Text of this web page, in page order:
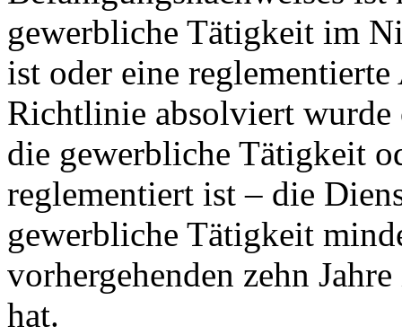
gewerbliche Tätigkeit im
ist oder eine
Richtlinie absolviert wurde
die gewerbliche Tätigkeit
reglementiert ist – die
gewerbliche Tätigkeit
vorhergehenden zehn
hat.